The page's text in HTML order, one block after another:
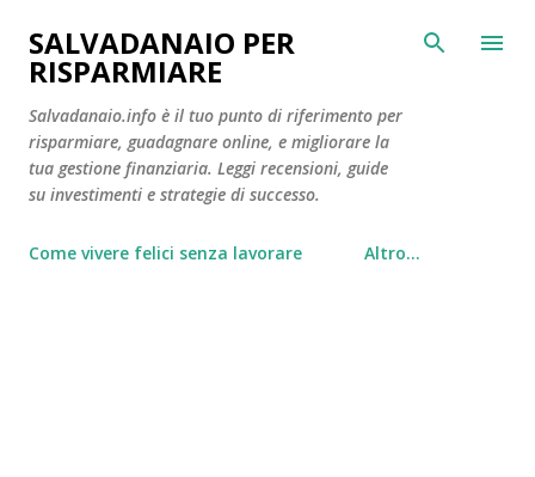
Passa ai contenuti principali
SALVADANAIO PER
RISPARMIARE
Salvadanaio.info è il tuo punto di riferimento per
risparmiare, guadagnare online, e migliorare la
tua gestione finanziaria. Leggi recensioni, guide
su investimenti e strategie di successo.
Come vivere felici senza lavorare Altro…